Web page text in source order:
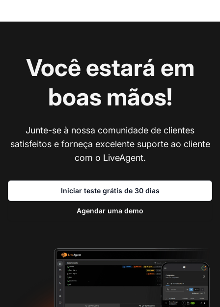
Você estará em
boas mãos!
Junte-se à nossa comunidade de clientes
satisfeitos e forneça excelente suporte ao cliente
com o LiveAgent.
Iniciar teste grátis de 30 dias
Agendar uma demo